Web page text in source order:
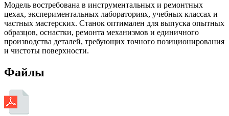
Модель востребована в инструментальных и ремонтных
цехах, экспериментальных лабораториях, учебных классах и
частных мастерских. Станок оптимален для выпуска опытных
образцов, оснастки, ремонта механизмов и единичного
производства деталей, требующих точного позиционирования
и чистоты поверхности.
Файлы